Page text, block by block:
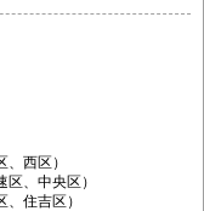
西区）
、中央区）
住吉区）